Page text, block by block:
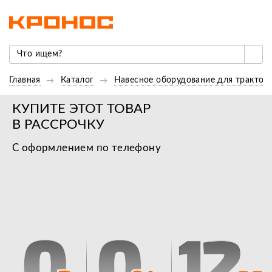
Главная Каталог Навесное оборудование для
КУПИТЕ ЭТОТ ТОВАР
В РАССРОЧКУ
С оформлением по телефону